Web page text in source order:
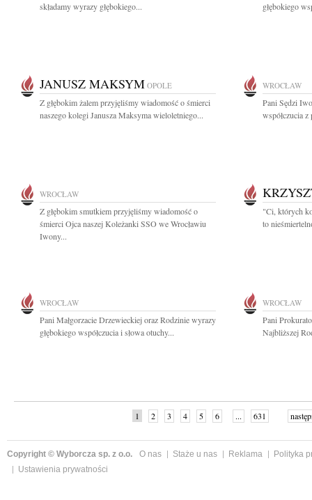
składamy wyrazy głębokiego...
głębokiego
JANUSZ MAKSYM OPOLE
Z głębokim żalem przyjęliśmy wiadomość o śmierci
naszego kolegi Janusza Maksyma wieloletniego...
WROCŁAW
Pani Sędzi
współczucia
WROCŁAW
Z głębokim smutkiem przyjęliśmy wiadomość o
śmierci Ojca naszej Koleżanki SSO we Wrocławiu
Iwony...
"Ci, których
to
WROCŁAW
Pani Małgorzacie Drzewieckiej oraz Rodzinie wyrazy
głębokiego współczucia i słowa otuchy...
WROCŁAW
Pani
Najbliższej
1 2 3 4 5 6 ... 631
Copyright © Wyborcza sp. z o.o. O nas Staże u nas Reklama
Polityka
Ustawienia prywatności